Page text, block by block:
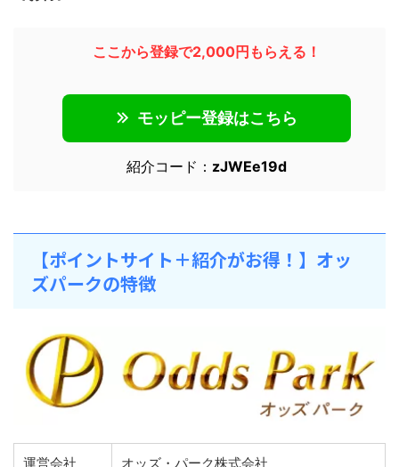
ここから登録で2,000円もらえる！
モッピー登録はこちら
紹介コード： zJWEe19d
【ポイントサイト＋紹介がお得！】オッ
ズパークの特徴
運営会社 オッズ・パーク株式会社